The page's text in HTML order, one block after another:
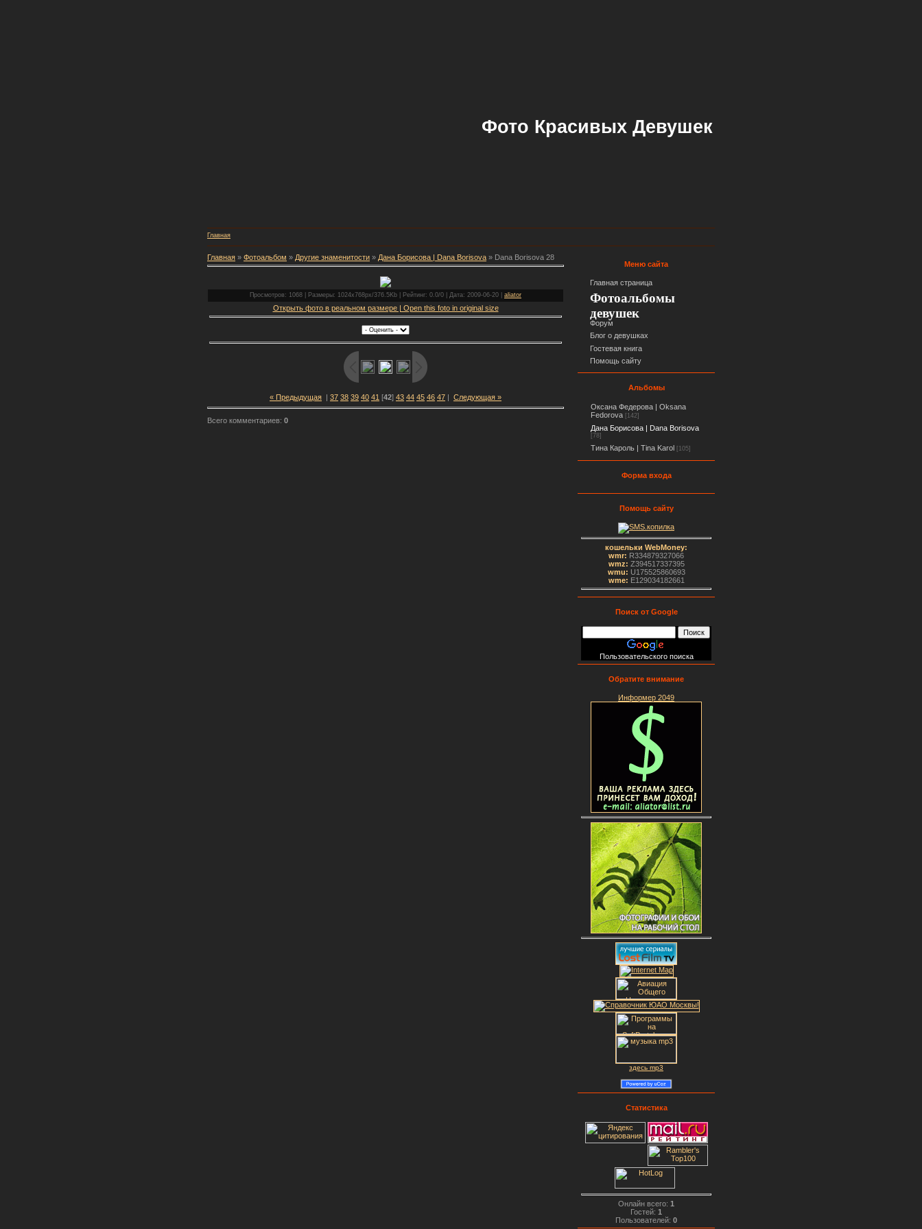
Фото Красивых Девушек
Главная
Главная » Фотоальбом » Другие знаменитости » Дана Борисова | Dana Borisova » Dana Borisova 28
Просмотров: 1068 | Размеры: 1024x768px/376.5Kb | Рейтинг: 0.0/0 | Дата: 2009-06-20 | aliator
Открыть фото в реальном размере | Open this foto in original size
« Предыдущая | 37 38 39 40 41 [42] 43 44 45 46 47 | Следующая »
Всего комментариев: 0
Меню сайта
Главная страница
Фотоальбомы
девушек
Форум
Блог о девушках
Гостевая книга
Помощь сайту
Альбомы
Оксана Федерова | Oksana
Fedorova
[142]
Дана Борисова | Dana Borisova
[78]
Тина Кароль | Tina Karol [105]
Форма входа
Помощь сайту
кошельки WebMoney:
wmr: R334879327066
wmz: Z394517337395
wmu: U175525860693
wme: E129034182661
Поиск от Google
Пользовательского поиска
Обратите внимание
Информер 2049
здесь mp3
Статистика
Онлайн всего: 1
Гостей: 1
Пользователей: 0